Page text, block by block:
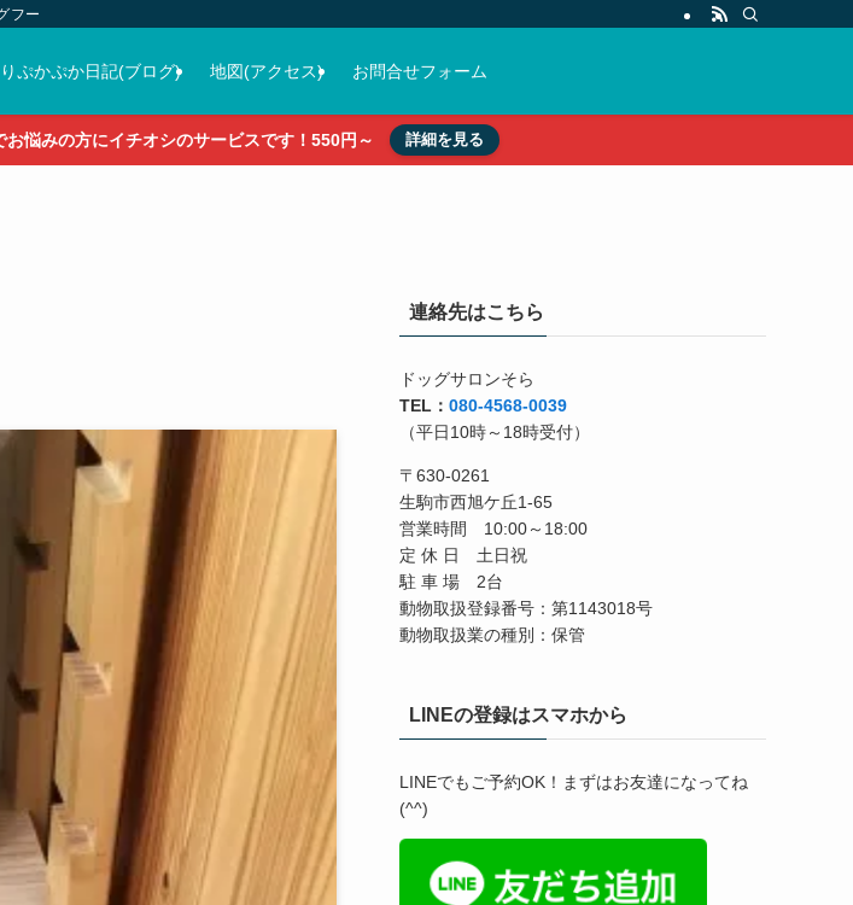
ード＆おやつ＆各種グッズの販売
ぷかぷか日記(ブログ) 地図(アクセス) お問合せフォーム
悩みの方にイチオシのサービスです！550円～ 詳細を見る
連絡先はこちら
ドッグサロンそら
TEL： 080-4568-0039
（平日10時～18時受付）
〒630-0261
生駒市西旭ケ丘1-65
営業時間 10:00～18:00
定 休 日 土日祝
駐 車 場 2台
動物取扱登録番号：第1143018号
動物取扱業の種別：保管
LINEの登録はスマホから
LINEでもご予約OK！まずはお友達になってね
(^^)